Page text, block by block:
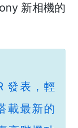
新相機的
發表，輕
載最新的